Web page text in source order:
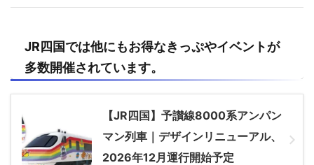
JR四国では他にもお得なきっぷやイベントが
多数開催されています。
【JR四国】予讃線8000系アンパン
マン列車｜デザインリニューアル、
2026年12月運行開始予定